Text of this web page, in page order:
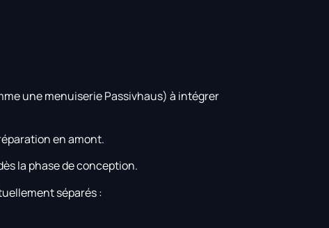
une menuiserie Passivhaus) à intégrer
en amont.
la phase de conception.
séparés :